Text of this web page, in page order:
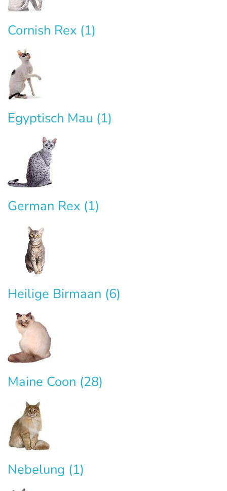
Cornish Rex (1)
Egyptisch Mau (1)
German Rex (1)
Heilige Birmaan (6)
Maine Coon (28)
Nebelung (1)